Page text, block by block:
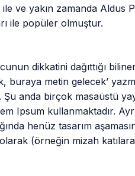
ile ve yakın zamanda
ile popüler olmuştur.
dikkatini dağıttığı
buraya metin gelecek’
anda birçok masaüstü
Ipsum kullanmaktadır.
henüz tasarım
(örneğin mizah